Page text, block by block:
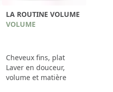
LA ROUTINE VOLUME
VOLUME
Cheveux fins, plat
Laver en douceur,
volume et matière